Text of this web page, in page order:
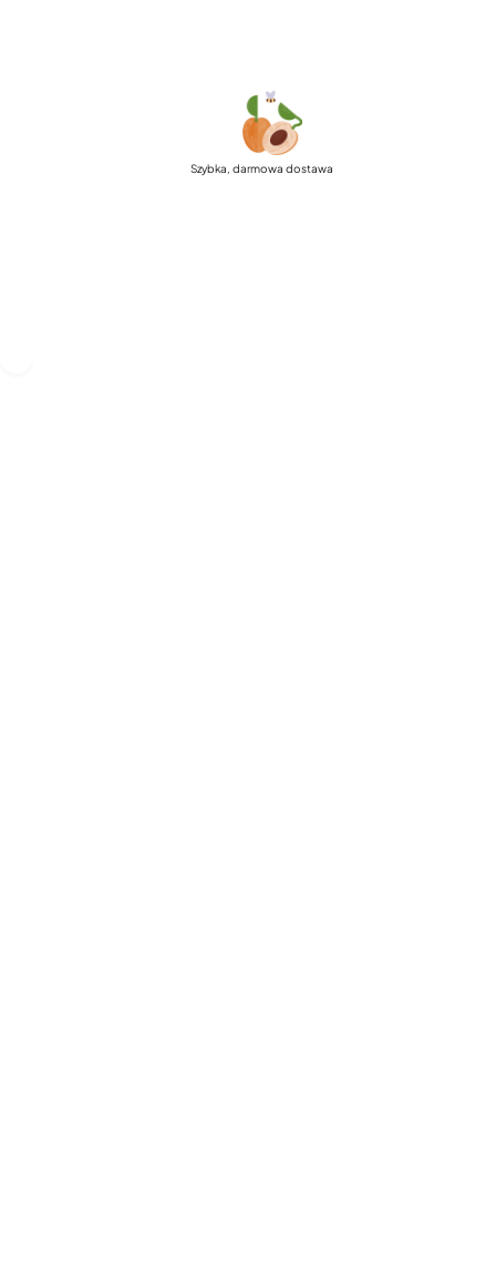
Szybka, darmowa dostawa